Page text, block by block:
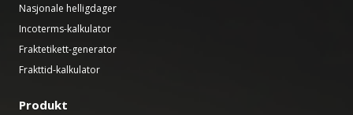
Nasjonale helligdager
Incoterms-kalkulator
Fraktetikett-generator
Frakttid-kalkulator
Produkt